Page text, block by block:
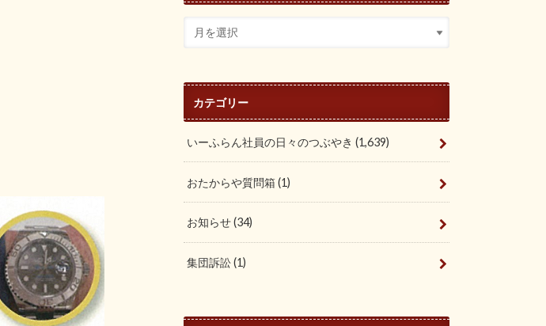
カテゴリー
いーふらん社員の日々のつぶやき(1,639)
おたからや質問箱(1)
お知らせ(34)
集団訴訟(1)